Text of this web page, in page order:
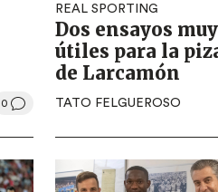
0
REAL SPORTING
Dos ensayos muy
útiles para la
de Larcamón
TATO FELGUEROSO